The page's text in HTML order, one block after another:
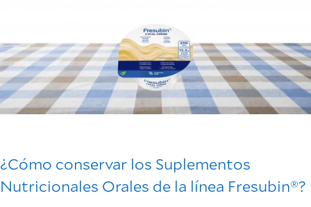
¿Cómo conservar los Suplementos
Nutricionales Orales de la línea Fresubin®?